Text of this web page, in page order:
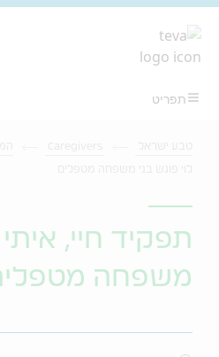
תפקיד חיי, איתי
משפחה